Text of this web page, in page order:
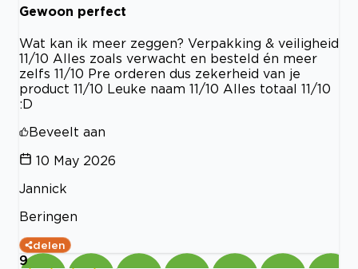
Gewoon perfect
Wat kan ik meer zeggen? Verpakking & veiligheid
11/10 Alles zoals verwacht en besteld én meer
zelfs 11/10 Pre orderen dus zekerheid van je
product 11/10 Leuke naam 11/10 Alles totaal 11/10
:D
Beveelt aan
10 May 2026
Jannick
Beringen
delen
9